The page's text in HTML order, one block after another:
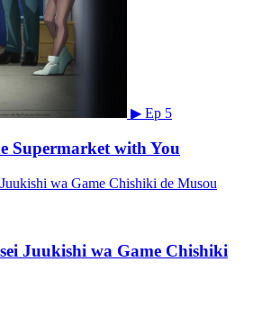
▶ Ep 5
Supermarket with You
Juukishi wa Game Chishiki